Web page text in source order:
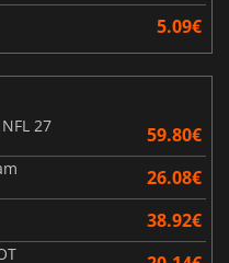
5.09€
27
59.80€
26.08€
38.92€